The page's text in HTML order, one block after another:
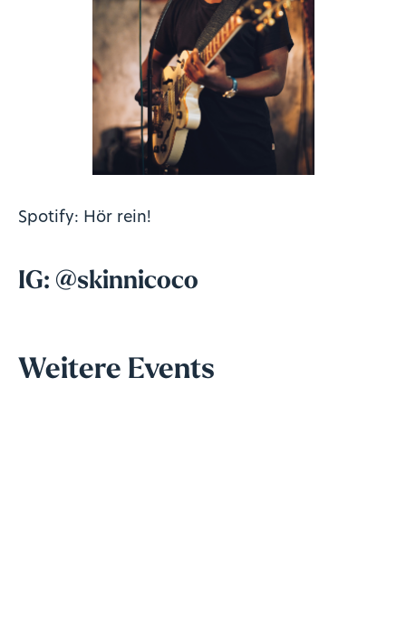
Spotify: Hör rein!
IG: @skinnicoco
Weitere Events